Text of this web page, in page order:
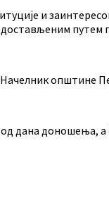
и
општине
дана доношења,